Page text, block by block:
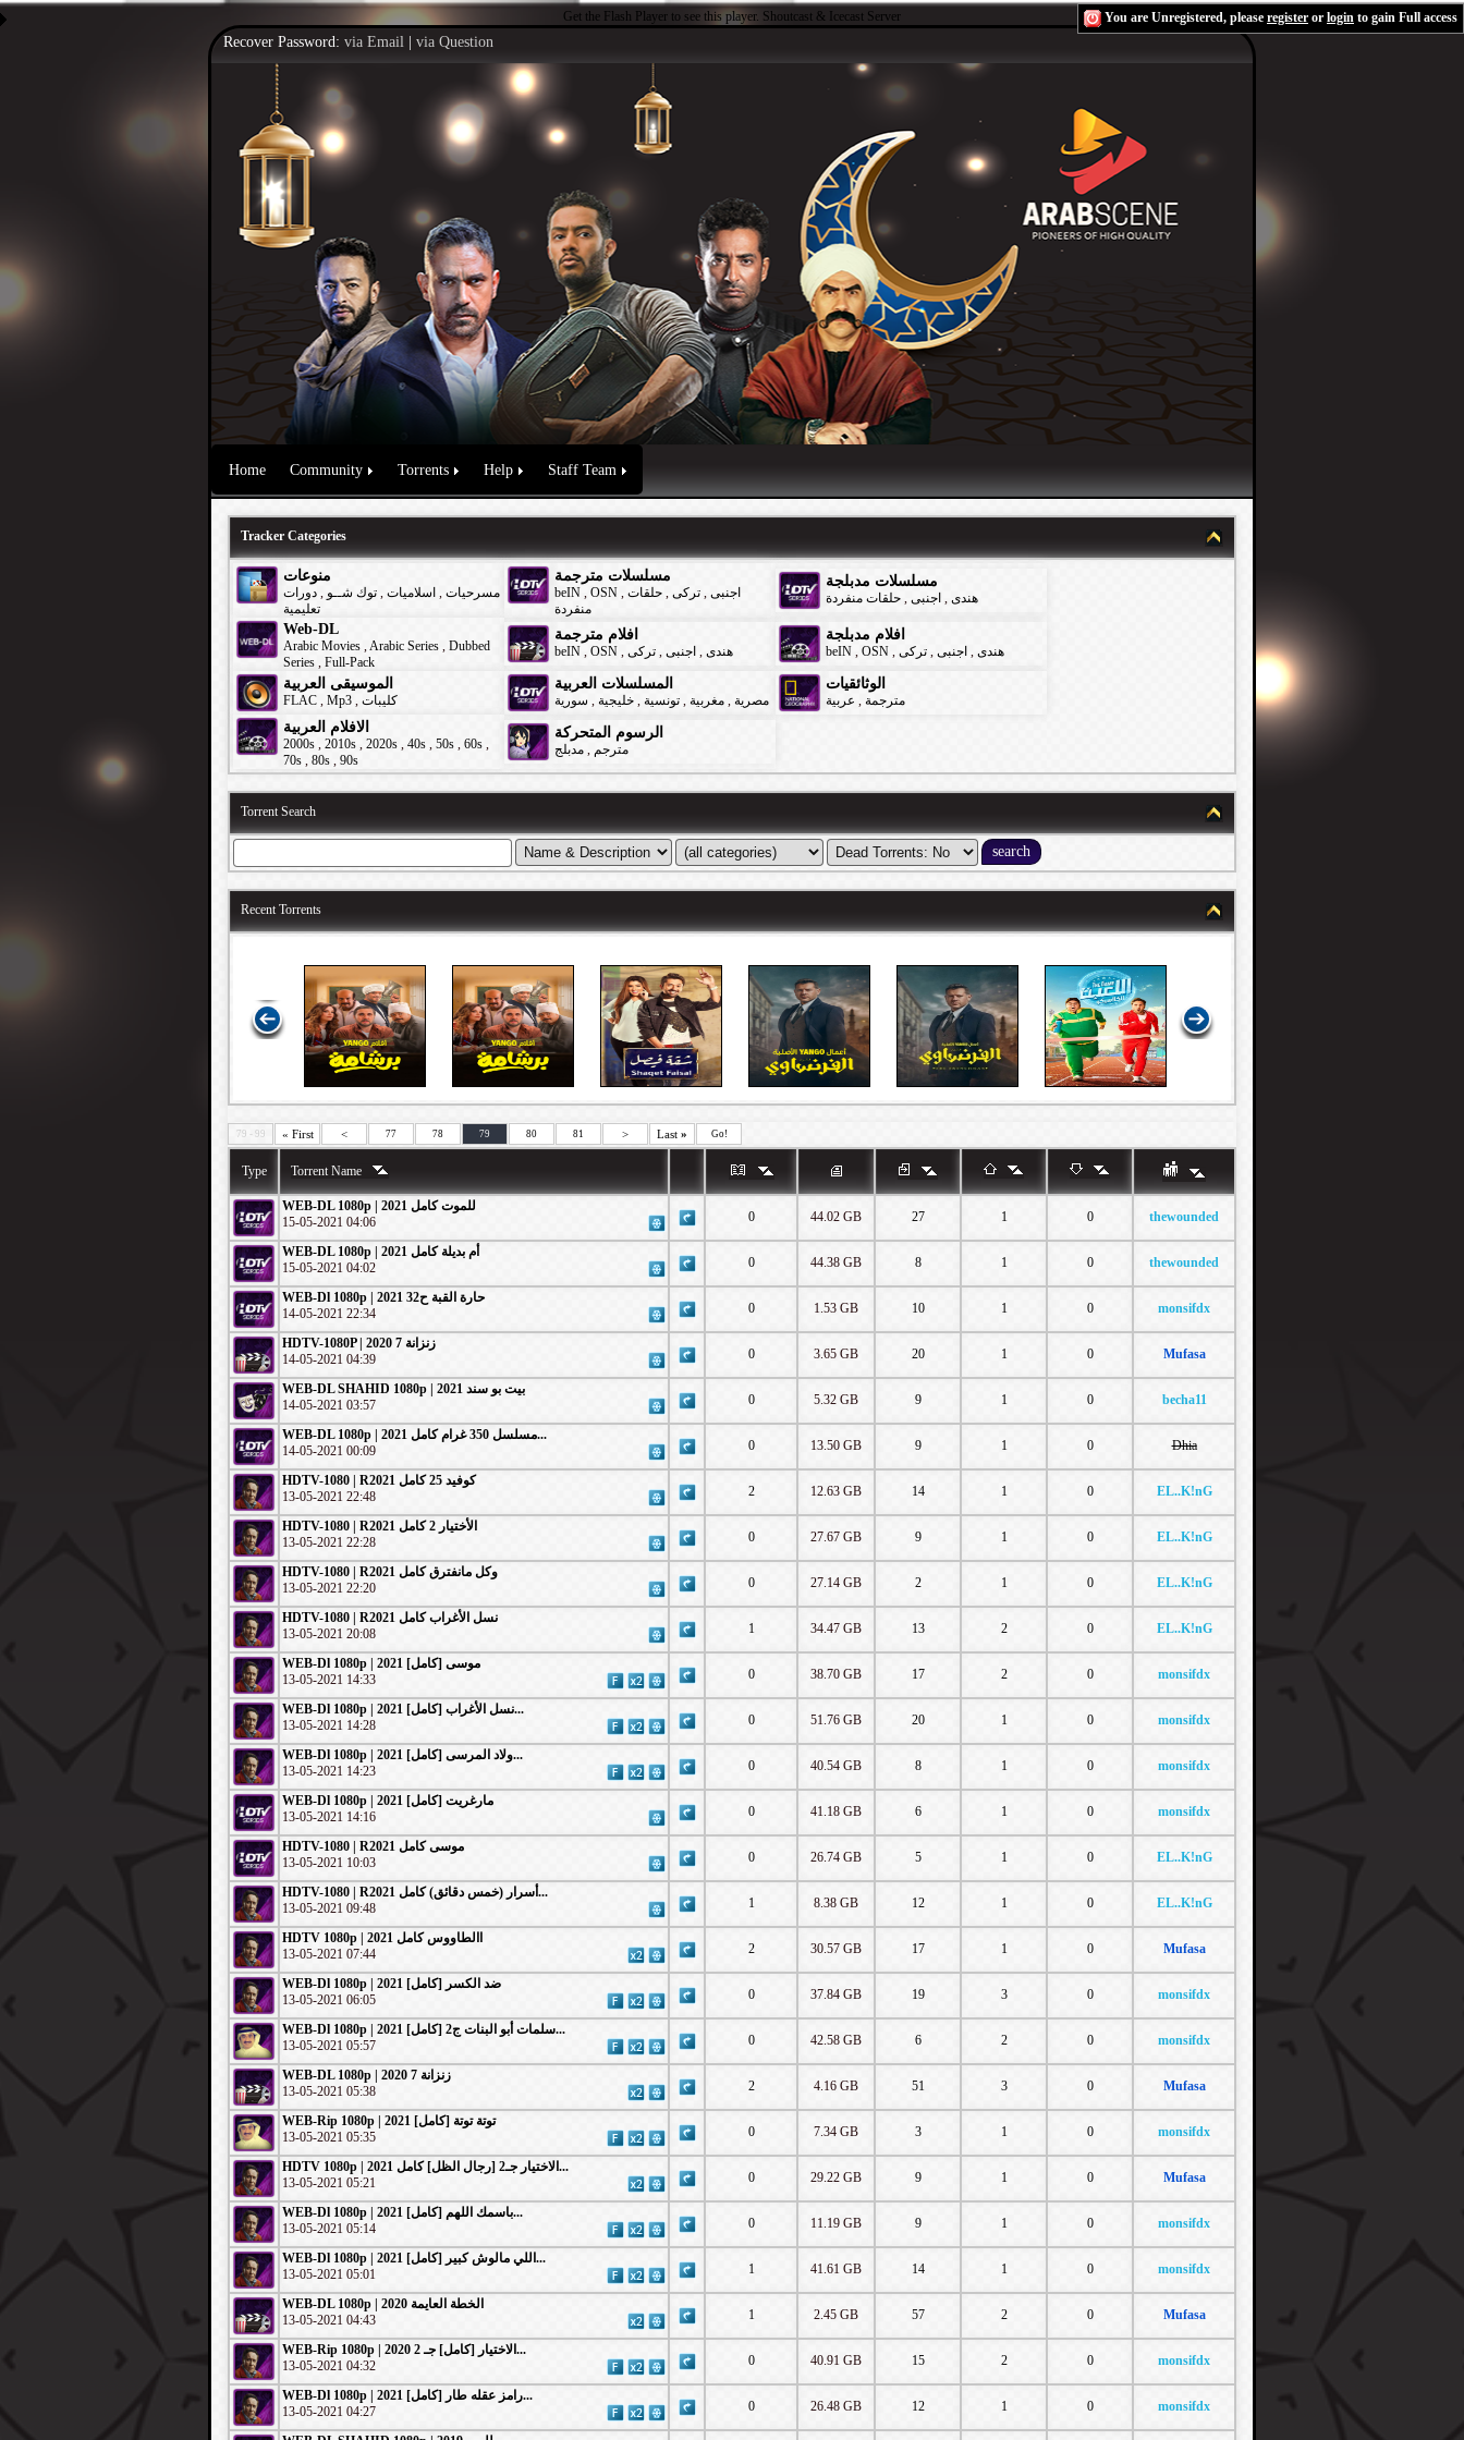
Get the Flash Player to see this player. Shoutcast & Icecast Server You are Unregistered, please register or login to gain Full access
Recover Password: via Email via Question
Home Community Torrents Help Staff Team
Tracker Categories
منوعات
مسرحيات , اسلاميات , توك شــو , دورات
تعليمية
مسلسلات مترجمة
beIN , OSN , اجنبى , تركى , حلقات
منفردة
مسلسلات مدبلجة
هندى , اجنبى , حلقات منفردة
Web-DL
Arabic Movies ,Arabic Series , Dubbed
Series , Full-Pack
افلام مترجمة
beIN , OSN , هندى , اجنبى , تركى
افلام مدبلجة
beIN , OSN , هندى , اجنبى , تركى
الموسيقى العربية
FLAC , Mp3 , كليبات
المسلسلات العربية
مصرية , مغربية , تونسية , خليجية , سورية
الوثائقيات
مترجمة , عربية
الافلام العربية
2000s , 2010s , 2020s , 40s , 50s , 60s ,
70s , 80s , 90s
الرسوم المتحركة
مترجم , مدبلج
Torrent Search
Recent Torrents
79 - 99 « First < 77 78 79 80 81 > Last » Go!
Type Torrent Name
WEB-DL 1080p | 2021 للموت كامل
15-05-2021 04:06
0 44.02 GB 27 1 0 thewounded
WEB-DL 1080p | 2021 أم بديلة كامل
15-05-2021 04:02
0 44.38 GB 8 1 0 thewounded
WEB-Dl 1080p | 2021 حارة القبة ح32
14-05-2021 22:34
0 1.53 GB 10 1 0 monsifdx
HDTV-1080P | 2020 زنزانة 7
14-05-2021 04:39
0 3.65 GB 20 1 0 Mufasa
WEB-DL SHAHID 1080p | بيت بو سند 2021
14-05-2021 03:57
0 5.32 GB 9 1 0 becha11
WEB-DL 1080p | 2021 مسلسل 350 غرام كامل...
14-05-2021 00:09
0 13.50 GB 9 1 0 Dhia
HDTV-1080 | R2021 كوفيد 25 كامل
13-05-2021 22:48
2 12.63 GB 14 1 0 EL..K!nG
HDTV-1080 | R2021 الأختيار 2 كامل
13-05-2021 22:28
0 27.67 GB 9 1 0 EL..K!nG
HDTV-1080 | R2021 وكل مانفترق كامل
13-05-2021 22:20
0 27.14 GB 2 1 0 EL..K!nG
HDTV-1080 | R2021 نسل الأغراب كامل
13-05-2021 20:08
1 34.47 GB 13 2 0 EL..K!nG
WEB-Dl 1080p | 2021 موسى [كامل]
13-05-2021 14:33
0 38.70 GB 17 2 0 monsifdx
WEB-Dl 1080p | 2021 نسل الأغراب [كامل]...
13-05-2021 14:28
0 51.76 GB 20 1 0 monsifdx
WEB-Dl 1080p | 2021 ولاد المرسى [كامل]...
13-05-2021 14:23
0 40.54 GB 8 1 0 monsifdx
WEB-Dl 1080p | 2021 مارغريت [كامل]
13-05-2021 14:16
0 41.18 GB 6 1 0 monsifdx
HDTV-1080 | R2021 موسى كامل
13-05-2021 10:03
0 26.74 GB 5 1 0 EL..K!nG
HDTV-1080 | R2021 أسرار (خمس دقائق) كامل...
13-05-2021 09:48
1 8.38 GB 12 1 0 EL..K!nG
HDTV 1080p | 2021 االطاووس كامل
13-05-2021 07:44
2 30.57 GB 17 1 0 Mufasa
WEB-Dl 1080p | 2021 ضد الكسر [كامل]
13-05-2021 06:05
0 37.84 GB 19 3 0 monsifdx
WEB-Dl 1080p | 2021 سلمات أبو البنات ج2 [كامل]...
13-05-2021 05:57
0 42.58 GB 6 2 0 monsifdx
WEB-DL 1080p | 2020 زنزانة 7
13-05-2021 05:38
2 4.16 GB 51 3 0 Mufasa
WEB-Rip 1080p | 2021 توتة توتة [كامل]
13-05-2021 05:35
0 7.34 GB 3 1 0 monsifdx
HDTV 1080p | 2021 الاختيار جـ2 [رجال الظل] كامل...
13-05-2021 05:21
0 29.22 GB 9 1 0 Mufasa
WEB-Dl 1080p | 2021 باسمك اللهم [كامل]...
13-05-2021 05:14
0 11.19 GB 9 1 0 monsifdx
WEB-Dl 1080p | 2021 اللي مالوش كبير [كامل]...
13-05-2021 05:01
1 41.61 GB 14 1 0 monsifdx
WEB-DL 1080p | 2020 الخطة العايمة
13-05-2021 04:43
1 2.45 GB 57 2 0 Mufasa
WEB-Rip 1080p | 2020 الاختيار [كامل] جـ 2...
13-05-2021 04:32
0 40.91 GB 15 2 0 monsifdx
WEB-Dl 1080p | 2021 رامز عقله طار [كامل]...
13-05-2021 04:27
0 26.48 GB 12 1 0 monsifdx